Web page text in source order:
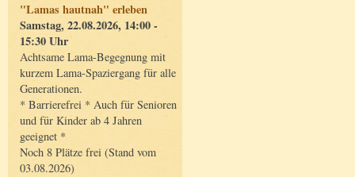
"Lamas hautnah" erleben
Samstag, 22.08.2026, 14:00 -
15:30 Uhr
Achtsame Lama-Begegnung mit
kurzem Lama-Spaziergang für alle
Generationen.
* Barrierefrei * Auch für Senioren
und für Kinder ab 4 Jahren
geeignet *
Noch 8 Plätze frei (Stand vom
03.08.2026)